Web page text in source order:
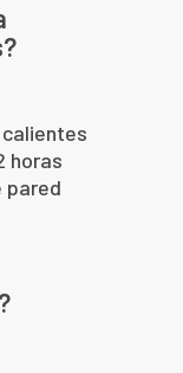
horas
pared